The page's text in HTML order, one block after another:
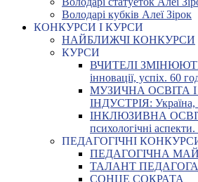
Володарі кубків Алеї Зірок
КОНКУРСИ І КУРСИ
НАЙБЛИЖЧІ КОНКУРСИ
КУРСИ
ВЧИТЕЛІ ЗМІНЮЮТЬ
інновації, успіх. 60
МУЗИЧНА ОСВІТА
ІНДУСТРІЯ: Україна,
ІНКЛЮЗИВНА
психологічні
ПЕДАГОГІЧНІ
ПЕДАГОГІЧНА
ТАЛАНТ ПЕДАГОГА
СОНЦЕ СОКРАТА